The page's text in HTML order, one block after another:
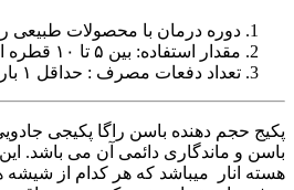
دوره درمان با محصولات طبیعی راگا ۲ الی ۳ ماهه است اما در ماه اول پاسخ ۲۰ درصدی خواهید داشت که قابل
مقدار استفاده: بین ۵ تا ۱۰ قطره از روغن راگا در هر بار مصرف، پاسخ مناسب را برای شما خواهد داشت.
تعداد دفعات مصرف : حداقل ۱ بار و حداکثر ۲ بار در روز از روغن استفاده شود.
پکیج حجم دهنده باسن راگا پکیجی